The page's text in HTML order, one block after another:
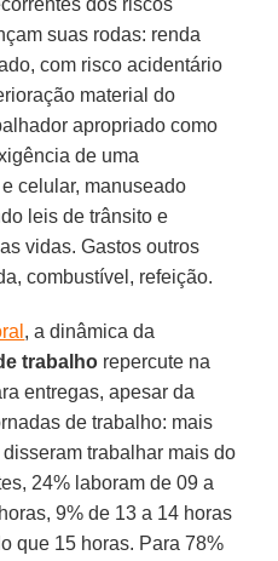
suas rodas: renda
com risco acidentário
material do
apropriado como
de uma
celular, manuseado
leis de trânsito e
vidas. Gastos outros
combustível, refeição.
, a dinâmica da
trabalho repercute na
entregas, apesar da
de trabalho: mais
trabalhar mais do
24% laboram de 09 a
9% de 13 a 14 horas
que 15 horas. Para 78%